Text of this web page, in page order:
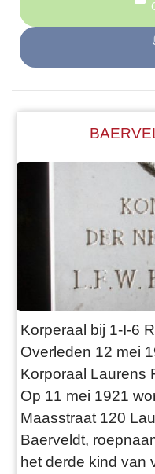
Korperaal bij 1-I-6
Overleden 12 mei
Korporaal Laurens
Op 11 mei 1921
Maasstraat 120
Baerveldt,
het derde kind van